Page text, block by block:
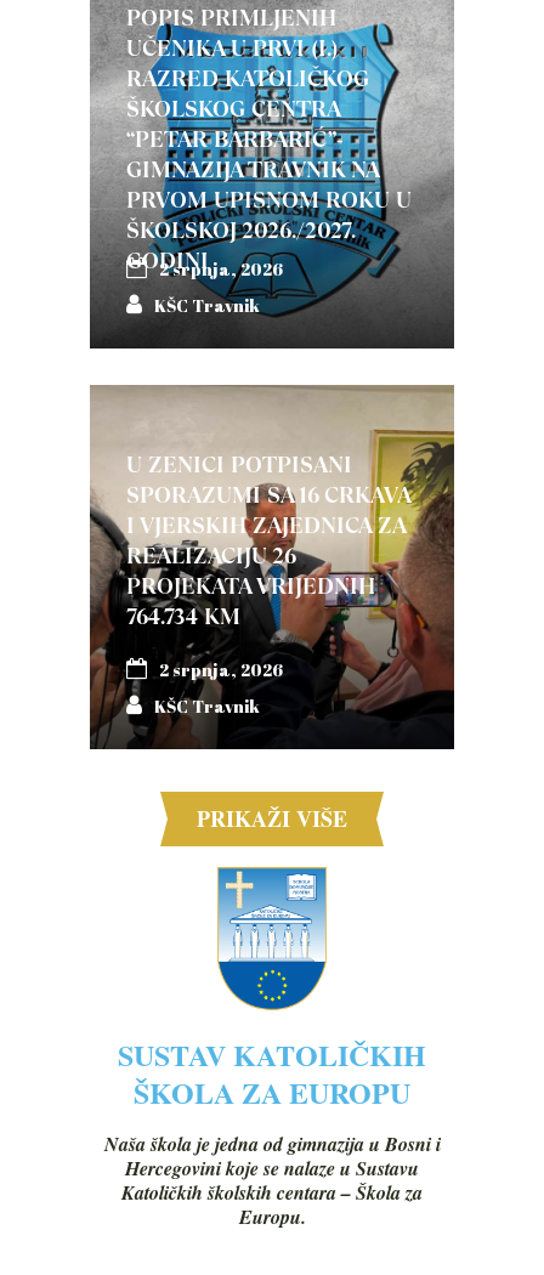
POPIS PRIMLJENIH
UČENIKA U PRVI (I.)
RAZRED KATOLIČKOG
ŠKOLSKOG CENTRA
“PETAR BARBARIĆ”-
GIMNAZIJA TRAVNIK NA
PRVOM UPISNOM ROKU U
ŠKOLSKOJ 2026./2027.
GODINI
2 srpnja, 2026
KŠC Travnik
U ZENICI POTPISANI
SPORAZUMI SA 16 CRKAVA
I VJERSKIH ZAJEDNICA ZA
REALIZACIJU 26
PROJEKATA VRIJEDNIH
764.734 KM
2 srpnja, 2026
KŠC Travnik
PRIKAŽI VIŠE
SUSTAV KATOLIČKIH
ŠKOLA ZA EUROPU
Naša škola je jedna od gimnazija u Bosni i
Hercegovini koje se nalaze u Sustavu
Katoličkih školskih centara – Škola za
Europu.